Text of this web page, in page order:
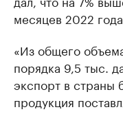
месяцев 2022 года.
«Из общего
порядка 9,5 тыс.
экспорт в страны
продукция